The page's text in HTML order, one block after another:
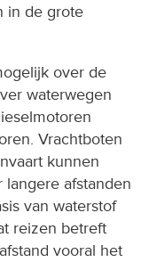
in de grote
over de
waterwegen
Vrachtboten
kunnen
afstanden
van waterstof
reizen betreft
vooral het